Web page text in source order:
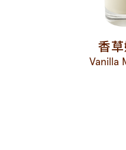
香
Vanilla